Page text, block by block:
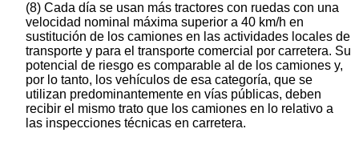
(8) Cada día se usan más tractores con ruedas con una
velocidad nominal máxima superior a 40 km/h en
sustitución de los camiones en las actividades locales de
transporte y para el transporte comercial por carretera. Su
potencial de riesgo es comparable al de los camiones y,
por lo tanto, los vehículos de esa categoría, que se
utilizan predominantemente en vías públicas, deben
recibir el mismo trato que los camiones en lo relativo a
las inspecciones técnicas en carretera.